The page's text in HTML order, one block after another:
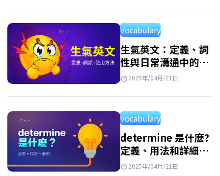
Vocabulary
生氣英文：定義、詞
性與日常溝通中的用
法2025年/04月/21日
Vocabulary
determine 是什麽?
定義、用法和詳細例
子2025年/04月/21日